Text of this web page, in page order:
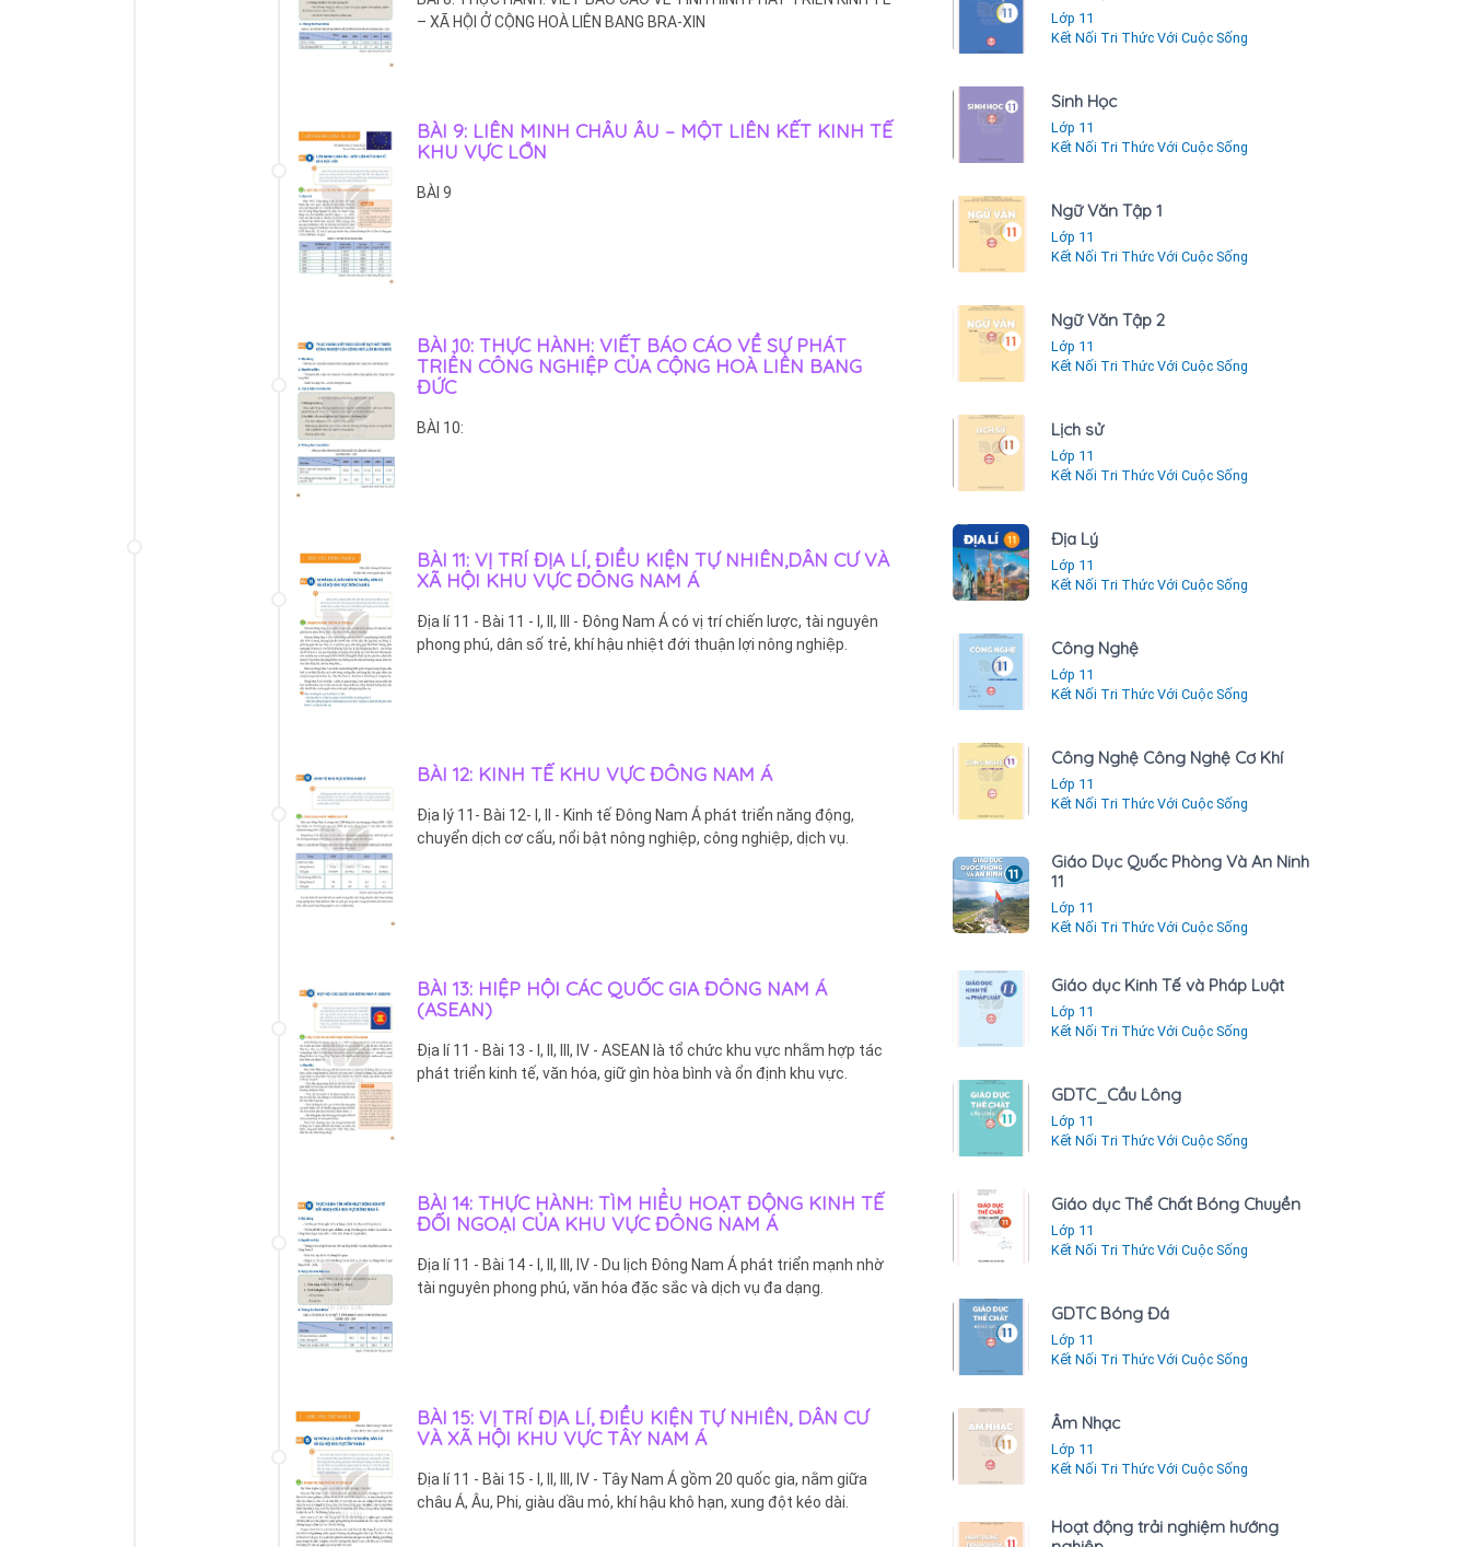
– XÃ HỘI Ở CỘNG HOÀ LIÊN BANG BRA-XIN
BÀI 9: LIÊN MINH CHÂU ÂU – MỘT LIÊN KẾT KINH TẾ
KHU VỰC LỚN
BÀI 9
BÀI 10: THỰC HÀNH: VIẾT BÁO CÁO VỀ SỰ PHÁT
TRIỂN CÔNG NGHIỆP CỦA CỘNG HOÀ LIÊN BANG
ĐỨC
BÀI 10:
BÀI 11: VỊ TRÍ ĐỊA LÍ, ĐIỀU KIỆN TỰ NHIÊN,DÂN CƯ VÀ
XÃ HỘI KHU VỰC ĐÔNG NAM Á
Địa lí 11 - Bài 11 - I, II, III - Đông Nam Á có vị trí chiến lược, tài nguyên
phong phú, dân số trẻ, khí hậu nhiệt đới thuận lợi nông nghiệp.
BÀI 12: KINH TẾ KHU VỰC ĐÔNG NAM Á
Địa lý 11- Bài 12- I, II - Kinh tế Đông Nam Á phát triển năng động,
chuyển dịch cơ cấu, nổi bật nông nghiệp, công nghiệp, dịch vụ.
BÀI 13: HIỆP HỘI CÁC QUỐC GIA ĐÔNG NAM Á
(ASEAN)
Địa lí 11 - Bài 13 - I, II, III, IV - ASEAN là tổ chức khu vực nhằm hợp tác
phát triển kinh tế, văn hóa, giữ gìn hòa bình và ổn định khu vực.
BÀI 14: THỰC HÀNH: TÌM HIỂU HOẠT ĐỘNG KINH TẾ
ĐỐI NGOẠI CỦA KHU VỰC ĐÔNG NAM Á
Địa lí 11 - Bài 14 - I, II, III, IV - Du lịch Đông Nam Á phát triển mạnh nhờ
tài nguyên phong phú, văn hóa đặc sắc và dịch vụ đa dạng.
BÀI 15: VỊ TRÍ ĐỊA LÍ, ĐIỀU KIỆN TỰ NHIÊN, DÂN CƯ
VÀ XÃ HỘI KHU VỰC TÂY NAM Á
Địa lí 11 - Bài 15 - I, II, III, IV - Tây Nam Á gồm 20 quốc gia, nằm giữa
châu Á, Âu, Phi, giàu dầu mỏ, khí hậu khô hạn, xung đột kéo dài.
Lớp 11
Kết Nối Tri Thức Với Cuộc Sống
Sinh Học
Lớp 11
Kết Nối Tri Thức Với Cuộc Sống
Ngữ Văn Tập 1
Lớp 11
Kết Nối Tri Thức Với Cuộc Sống
Ngữ Văn Tập 2
Lớp 11
Kết Nối Tri Thức Với Cuộc Sống
Lịch sử
Lớp 11
Kết Nối Tri Thức Với Cuộc Sống
Địa Lý
Lớp 11
Kết Nối Tri Thức Với Cuộc Sống
Công Nghệ
Lớp 11
Kết Nối Tri Thức Với Cuộc Sống
Công Nghệ Công Nghệ Cơ Khí
Lớp 11
Kết Nối Tri Thức Với Cuộc Sống
Giáo Dục Quốc Phòng Và An Ninh
11
Lớp 11
Kết Nối Tri Thức Với Cuộc Sống
Giáo dục Kinh Tế và Pháp Luật
Lớp 11
Kết Nối Tri Thức Với Cuộc Sống
GDTC_Cầu Lông
Lớp 11
Kết Nối Tri Thức Với Cuộc Sống
Giáo dục Thể Chất Bóng Chuyền
Lớp 11
Kết Nối Tri Thức Với Cuộc Sống
GDTC Bóng Đá
Lớp 11
Kết Nối Tri Thức Với Cuộc Sống
Âm Nhạc
Lớp 11
Kết Nối Tri Thức Với Cuộc Sống
Hoạt động trải nghiệm hướng